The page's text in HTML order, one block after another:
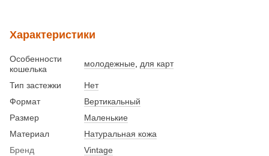
Характеристики
Особенности
кошелька
молодежные для карт
Тип застежки
Нет
Формат
Вертикальный
Размер
Маленькие
Материал
Натуральная кожа
Бренд
Vintage